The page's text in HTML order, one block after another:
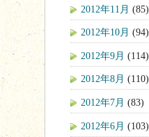
2012年11月 (85)
2012年10月 (94)
2012年9月 (114)
2012年8月 (110)
2012年7月 (83)
2012年6月 (103)